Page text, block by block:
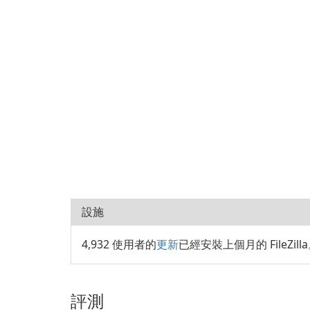
設施
4,932 使用者的更新已經安裝上個月的
評測